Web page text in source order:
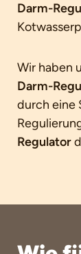
Darm-
Wir haben
Darm-
durch eine
Regulator